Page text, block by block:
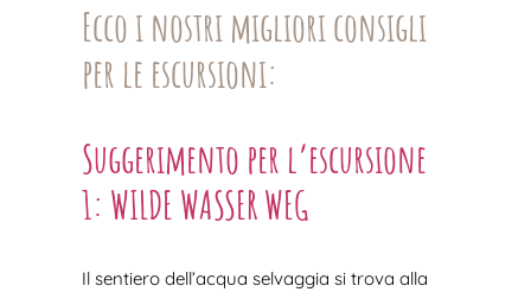
Ecco i nostri migliori consigli
per le escursioni:
Suggerimento per l’escursione
1: WILDE WASSER WEG
Il sentiero dell’acqua selvaggia si trova alla